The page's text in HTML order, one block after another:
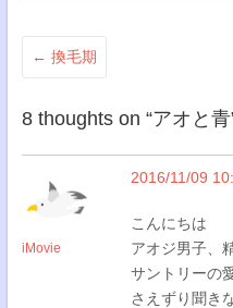
← 換毛期
8 thoughts on “アオと青
iMovie
2016/11/09
こんにちは
アオジ男子、
サントリーの
さえずり聞き